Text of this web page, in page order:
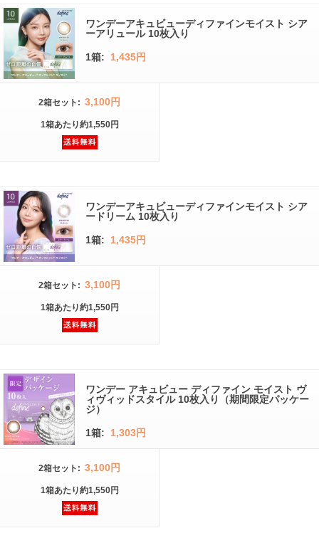
ワンデーアキュビューディファインモイスト シア
ーアリュール 10枚入り
1箱: 1,435円
2箱セット : 3,100円
1箱あたり約1,550円
ワンデーアキュビューディファインモイスト シア
ードリーム 10枚入り
1箱: 1,435円
2箱セット : 3,100円
1箱あたり約1,550円
ワンデー アキュビュー ディファイン モイスト ヴ
ィヴィッドスタイル 10枚入り（期間限定パッケー
ジ）
1箱: 1,303円
2箱セット : 3,100円
1箱あたり約1,550円